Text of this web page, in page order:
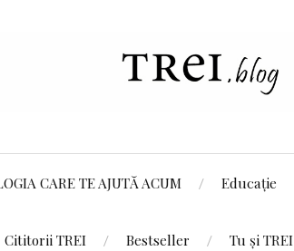
CARE TE AJUTĂ ACUM Educație
Cititorii TREI Bestseller Tu și TREI